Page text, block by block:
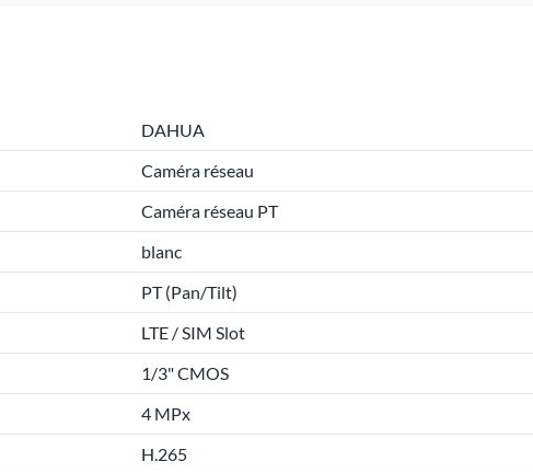
DAHUA
Caméra réseau
Caméra réseau PT
blanc
PT (Pan/Tilt)
LTE / SIM Slot
1/3" CMOS
4 MPx
H.265